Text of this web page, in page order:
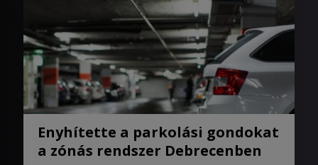
Enyhítette a parkolási gondokat
a zónás rendszer Debrecenben